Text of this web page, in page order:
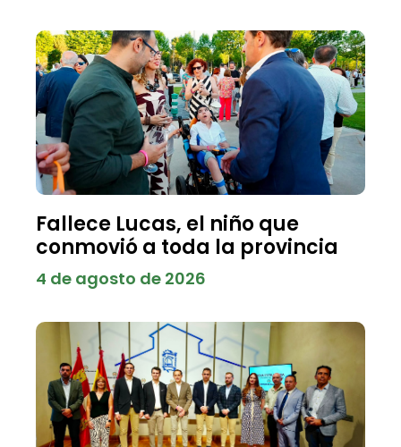
Fallece Lucas, el niño que
conmovió a toda la provincia
4 de agosto de 2026